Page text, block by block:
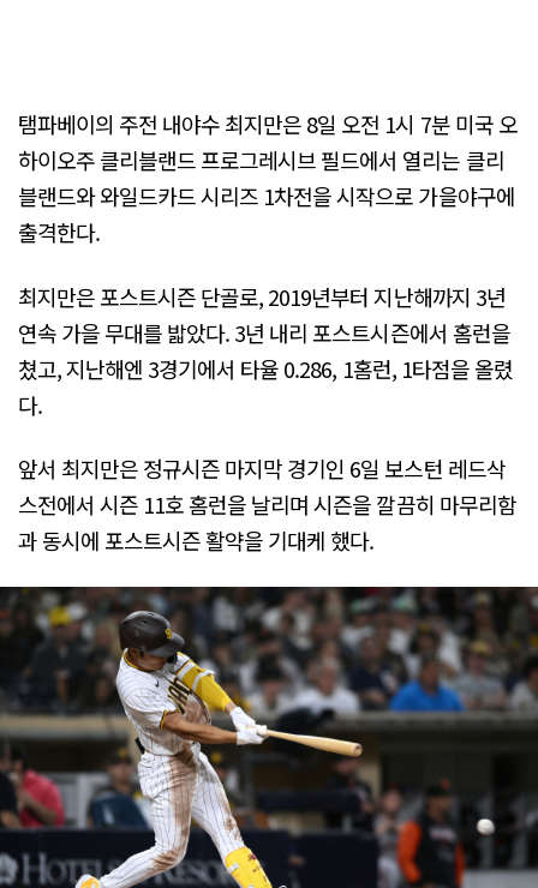
탬파베이의 주전 내야수 최지만은 8일 오전 1시 7분 미국 오
하이오주 클리블랜드 프로그레시브 필드에서 열리는 클리
블랜드와 와일드카드 시리즈 1차전을 시작으로 가을야구에
출격한다.
최지만은 포스트시즌 단골로, 2019년부터 지난해까지 3년
연속 가을 무대를 밟았다. 3년 내리 포스트시즌에서 홈런을
쳤고, 지난해엔 3경기에서 타율 0.286, 1홈런, 1타점을 올렸
다.
앞서 최지만은 정규시즌 마지막 경기인 6일 보스턴 레드삭
스전에서 시즌 11호 홈런을 날리며 시즌을 깔끔히 마무리함
과 동시에 포스트시즌 활약을 기대케 했다.